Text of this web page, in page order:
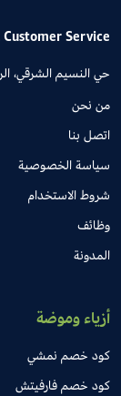
Service
حي النسيم الشرقي،
من نحن
اتصل بنا
سياسة الخصوصية
شروط الاستخدام
وظائف
المدونة
أزياء وموضة
كود خصم نمشي
كود خصم فارفيتش